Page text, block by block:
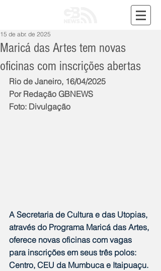
Maricá das Artes tem novas
oficinas com inscrições abertas
15 de abr. de 2025
Rio de Janeiro, 16/04/2025
Por Redação GBNEWS
Foto: Divulgação
A Secretaria de Cultura e das Utopias,
através do Programa Maricá das Artes,
oferece novas oficinas com vagas
para inscrições em seus três polos:
Centro, CEU da Mumbuca e Itaipuaçu.